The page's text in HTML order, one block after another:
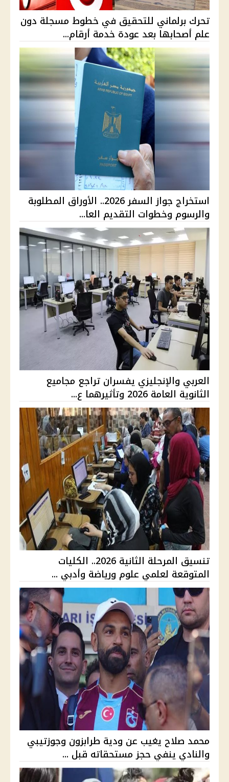
تحرك برلماني للتحقيق في خطوط مسجلة دون
علم أصحابها بعد عودة خدمة أرقام...
استخراج جواز السفر 2026.. الأوراق المطلوبة
والرسوم وخطوات التقديم العا...
العربي والإنجليزي يفسران تراجع مجاميع
الثانوية العامة 2026 وتأثيرهما ع...
تنسيق المرحلة الثانية 2026.. الكليات
المتوقعة لعلمي علوم ورياضة وأدبي ...
محمد صلاح يغيب عن ودية طرابزون وجوزتيبي
والنادي ينفي حجز مستحقاته قبل ...